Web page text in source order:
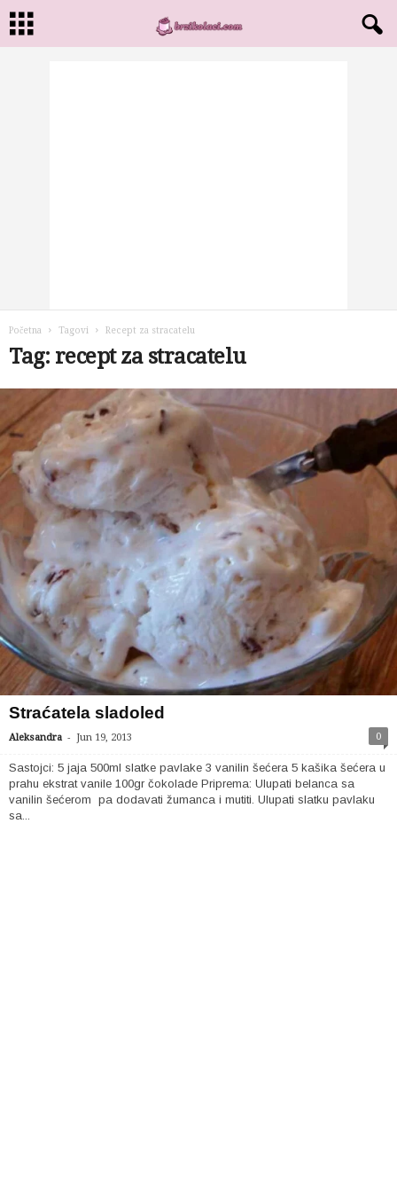
Početna Tagovi Recept za stracatelu
Tag: recept za stracatelu
Straćatela sladoled
Aleksandra - Jun 19, 2013 0
Sastojci: 5 jaja 500ml slatke pavlake 3 vanilin šećera 5 kašika šećera u
prahu ekstrat vanile 100gr čokolade Priprema: Ulupati belanca sa
vanilin šećerom pa dodavati žumanca i mutiti. Ulupati slatku pavlaku
sa...